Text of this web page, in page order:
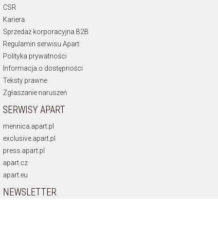
CSR
Kariera
Sprzedaż korporacyjna B2B
Regulamin serwisu Apart
Polityka prywatności
Informacja o dostępności
Teksty prawne
Zgłaszanie naruszeń
SERWISY APART
mennica.apart.pl
exclusive.apart.pl
press.apart.pl
apart.cz
apart.eu
NEWSLETTER